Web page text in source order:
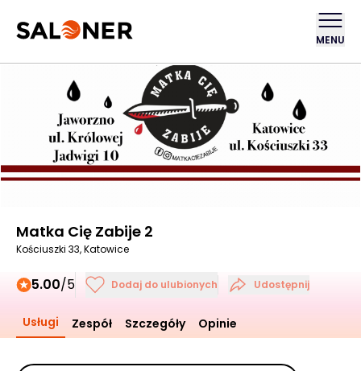
MENU
Matka Cię Zabije 2
Kościuszki 33, Katowice
5.00/5 Dodaj do ulubionych Udostępnij
Usługi Zespół Szczegóły Opinie